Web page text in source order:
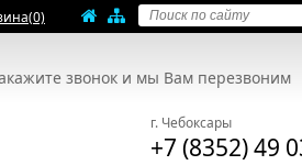
(0)
звонок и мы Вам перезвоним
г. Чебоксары
+7 (8352) 49